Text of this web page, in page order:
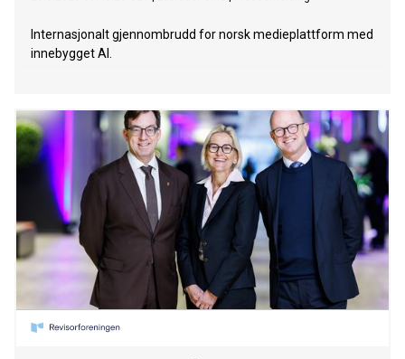
Internasjonalt gjennombrudd for norsk medieplattform med
innebygget AI.